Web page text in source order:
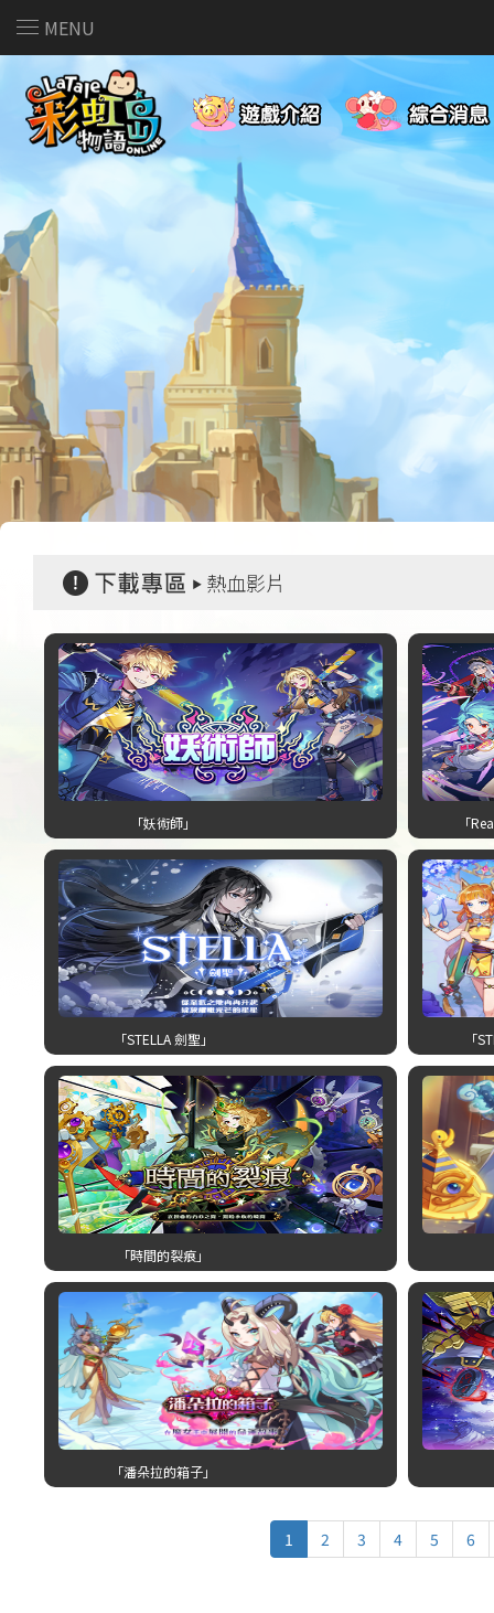
MENU
遊戲介紹
熱血影片
「妖術師」 「
「STELLA 劍聖」 「
「時間的裂痕」
「潘朵拉的箱子」
1 2 3 4 5 6